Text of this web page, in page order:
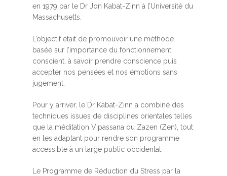
en 1979 par le Dr Jon Kabat-Zinn à l’Université du
Massachusetts.
L’objectif était de promouvoir une méthode
basée sur l’importance du fonctionnement
conscient, à savoir prendre conscience puis
accepter nos pensées et nos émotions sans
jugement.
Pour y arriver, le Dr Kabat-Zinn a combiné des
techniques issues de disciplines orientales telles
que la méditation Vipassana ou Zazen (Zen), tout
en les adaptant pour rendre son programme
accessible à un large public occidental.
Le Programme de Réduction du Stress par la